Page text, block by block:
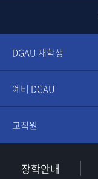
DGAU 재학생
예비 DGAU
교직원
장학안내